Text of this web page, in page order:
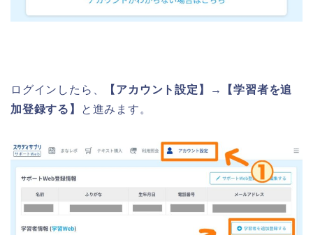
ログインしたら、
【アカウント設定】→【学習者を追
加登録する】
と進みます。